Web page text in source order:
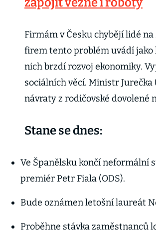
Firmám v Česku chybějí lidé
firem tento problém uvádí
nich brzdí rozvoj ekonomiky.
sociálních věcí. Ministr
návraty z rodičovské dovolené
Stane se dnes:
Ve Španělsku končí neformální
premiér Petr Fiala (ODS).
Bude oznámen letošní laureát
Proběhne stávka zaměstnanců